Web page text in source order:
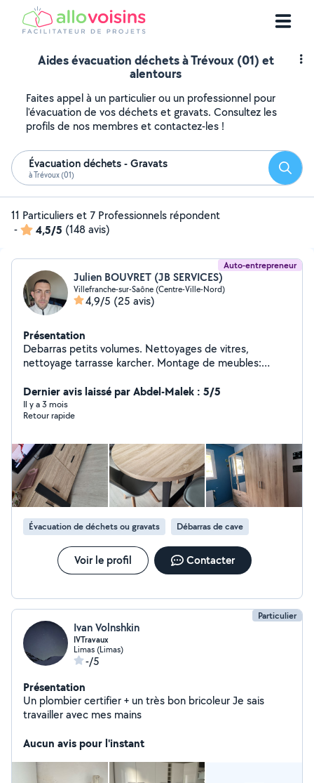
Aides évacuation déchets à Trévoux (01) et
alentours
Faites appel à un particulier ou un professionnel pour
l'évacuation de vos déchets et gravats. Consultez les
profils de nos membres et contactez-les !
Évacuation déchets - Gravats
à Trévoux (01)
11 Particuliers et 7 Professionnels répondent
-
4,5/5 (148 avis)
Auto-entrepreneur
Julien BOUVRET (JB SERVICES)
Villefranche-sur-Saône (Centre-Ville-Nord)
4,9/5 (25 avis)
Présentation
Debarras petits volumes. Nettoyages de vitres,
nettoyage tarrasse karcher. Montage de meubles:
étagères. Découpes plan de travail N'hésitez pas à me
contacter via mon numero, SMS ou laissez moi un
message Zero six//onze//quatre-vingt douze//soixante
Dernier avis laissé par Abdel-Malek : 5/5
Il y a 3 mois
Retour rapide
Évacuation de déchets ou gravats Débarras de cave
Voir le profil Contacter
Particulier
Ivan Volnshkin
IVTravaux
Limas (Limas)
-/5
Présentation
Un plombier certifier + un très bon bricoleur Je sais
travailler avec mes mains
Aucun avis pour l'instant